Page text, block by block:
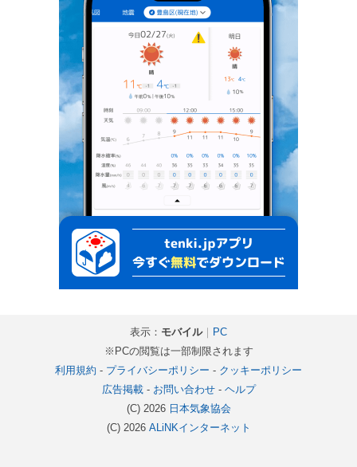
表示： モバイル｜
PC
※PCの閲覧は一部制限されます
利用規約 - プライバシーポリシー - クッキーポリシー
広告掲載- お問い合わせ- ヘルプ
(C) 2026 日本気象協会
(C) 2026 ALiNKインターネット